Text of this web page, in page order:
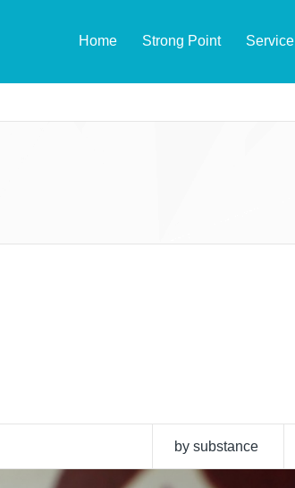
Home Strong Point Service
by substance